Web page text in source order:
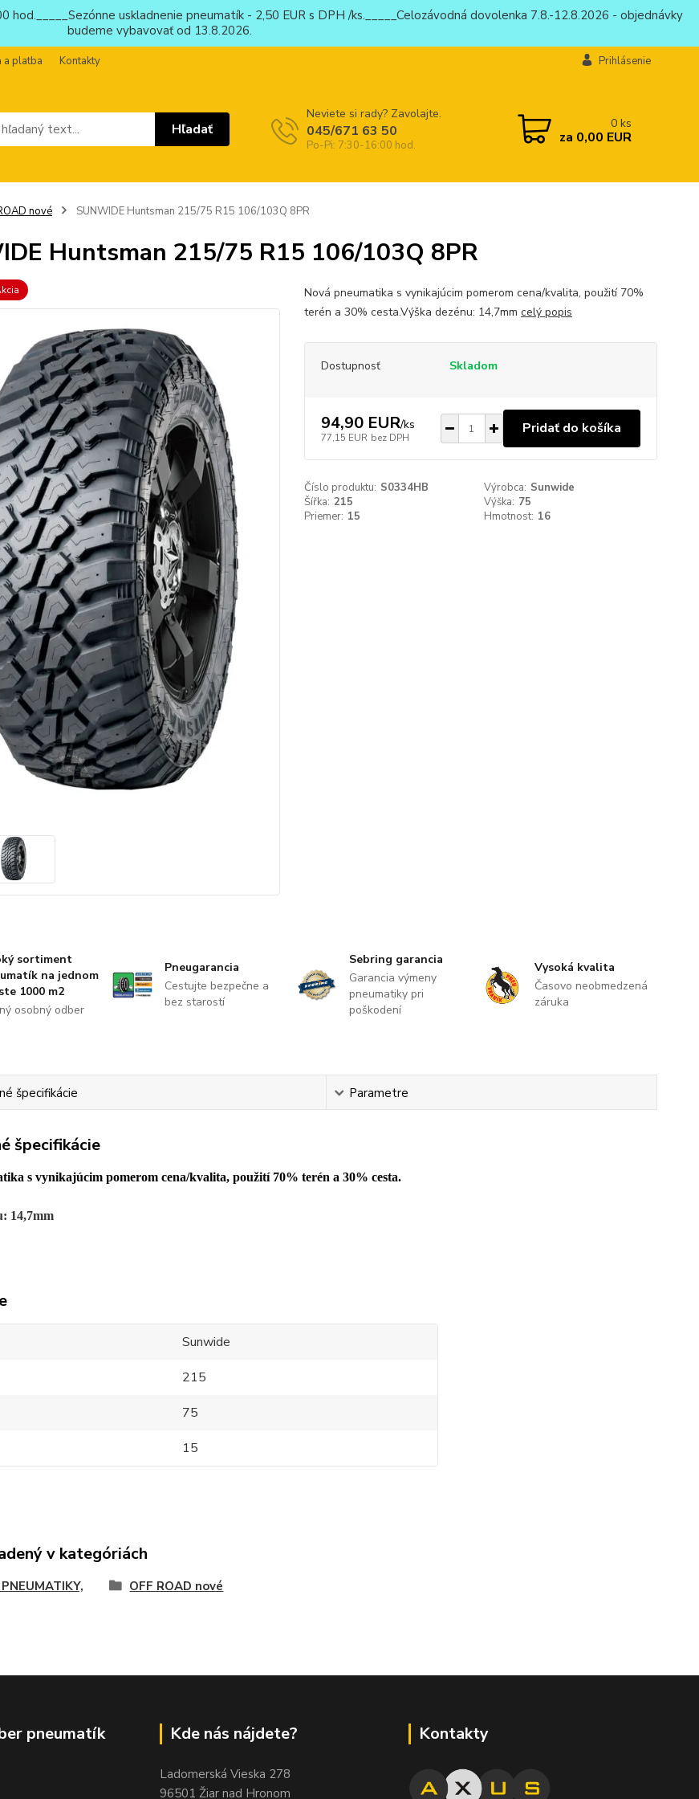
uskladnenie pneumatík - 2,50 EUR s DPH /ks._____Celozávodná dovolenka 7.8.-12.8.2026 - objednávky
budeme vybavovať od 13.8.2026.
a platba Kontakty Prihlásenie
Hľadať
Neviete si rady? Zavolajte.
045/671 63 50
Po-Pi: 7:30-16:00 hod.
0 ks
za 0,00 EUR
nové SUNWIDE Huntsman 215/75 R15 106/103Q 8PR
Huntsman 215/75 R15 106/103Q 8PR
Nová pneumatika s vynikajúcim pomerom cena/kvalita, použití 70%
terén a 30% cesta.Výška dezénu: 14,7mm celý popis
Dostupnosť Skladom
94,90 EUR/ks
77,15 EUR bez DPH
Pridať do košíka
Číslo produktu: S0334HB Výrobca: Sunwide
Šířka: 215 Výška: 75
Priemer: 15 Hmotnost: 16
sortiment
na jednom
1000 m2
osobný odber
Pneugarancia
Cestujte bezpečne a
bez starostí
Sebring garancia
Garancia výmeny
pneumatiky pri
poškodení
Vysoká kvalita
Časovo neobmedzená
záruka
špecifikácie Parametre
špecifikácie
s vynikajúcim pomerom cena/kvalita, použití 70% terén a 30% cesta.
14,7mm
Sunwide
215
75
15
v kategóriách
OFF ROAD nové
pneumatík Kde nás nájdete?
Ladomerská Vieska 278
96501 Žiar nad Hronom
Kontakty